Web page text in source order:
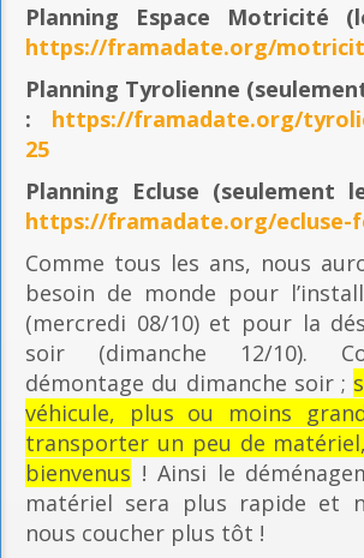
Planning Espace Motricité
https://framadate.org/
Planning Tyrolienne
: https://framadate.org/
25
Planning Ecluse (seulement
https://framadate.org/ecluse-
Comme tous les ans, nous
besoin de monde pour
(mercredi 08/10) et pour la
soir (dimanche 12/10).
démontage du dimanche soir ;
véhicule, plus ou moins
transporter un peu de
bienvenus ! Ainsi le
matériel sera plus rapide et
nous coucher plus tôt !